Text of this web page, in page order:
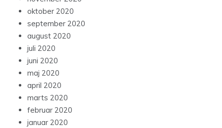
oktober 2020
september 2020
august 2020
juli 2020
juni 2020
maj 2020
april 2020
marts 2020
februar 2020
januar 2020